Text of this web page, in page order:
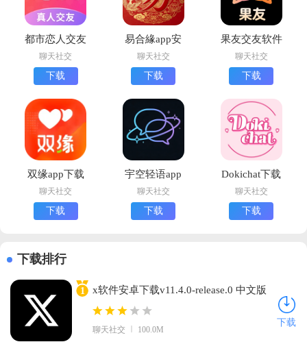
都市恋人交友
最新版下载
聊天社交
下载
易合緣app安
卓版下载
聊天社交
下载
果友交友软件
免费版下载
聊天社交
下载
双缘app下载
安装安卓版
聊天社交
下载
宇空轻语app
安卓版下载
聊天社交
下载
Dokichat下载
中文版
聊天社交
下载
下载排行
1 x软件安卓下载v11.4.0-release.0 中文版
聊天社交 100.0M
下载